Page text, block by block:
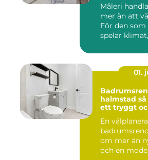
Måleri
mer än att
För den
spelar
01.
halmstad så lyckas du med
ett tryggt
En
om mer än
och en